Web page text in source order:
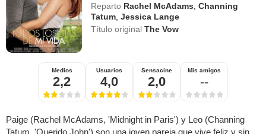
Reparto Rachel McAdams,Channing
Tatum,Jessica Lange
Título originalThe Vow
Medios
2,2
Usuarios
4,0
Sensacine
2,0
Mis amigos
--
Paige (Rachel McAdams, 'Midnight in Paris') y Leo (Channing